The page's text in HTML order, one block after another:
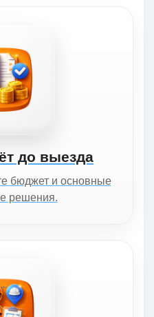
до выезда
бюджет и основные
решения.